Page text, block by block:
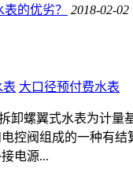
的优劣？ 2018-02-02
大口径预付费水表
卸螺翼式水表为计量
控阀组成的一种有结
电源...